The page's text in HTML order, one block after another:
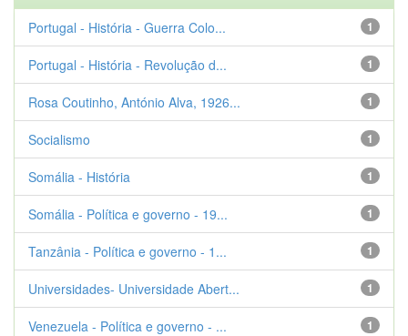
1
Portugal - História - Guerra Colo...
1
Portugal - História - Revolução d...
1
Rosa Coutinho, António Alva, 1926...
1
Socialismo
1
Somália - História
1
Somália - Política e governo - 19...
1
Tanzânia - Política e governo - 1...
1
Universidades- Universidade Abert...
1
Venezuela - Política e governo - ...